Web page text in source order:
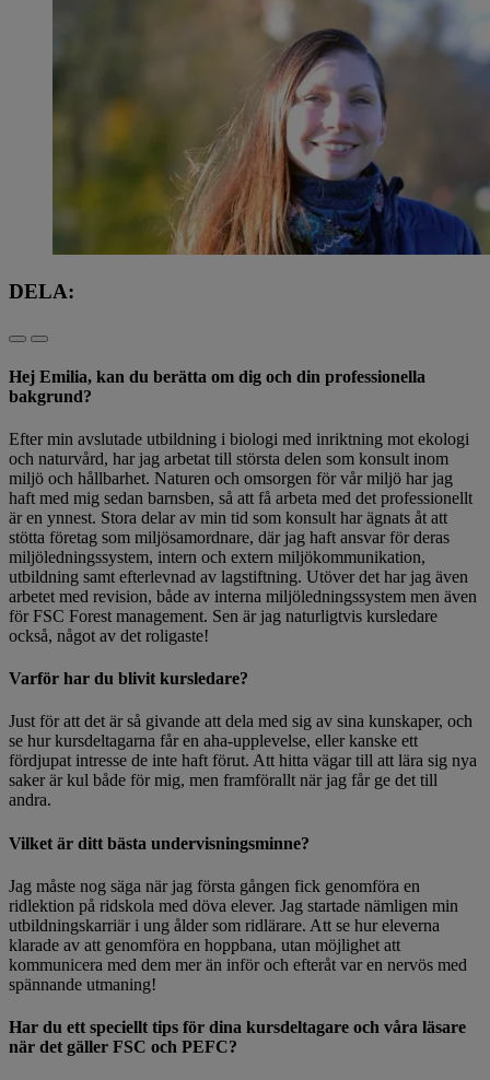
DELA:
Hej Emilia, kan du berätta om dig och din professionella
bakgrund?
Efter min avslutade utbildning i biologi med inriktning mot ekologi
och naturvård, har jag arbetat till största delen som konsult inom
miljö och hållbarhet. Naturen och omsorgen för vår miljö har jag
haft med mig sedan barnsben, så att få arbeta med det professionellt
är en ynnest. Stora delar av min tid som konsult har ägnats åt att
stötta företag som miljösamordnare, där jag haft ansvar för deras
miljöledningssystem, intern och extern miljökommunikation,
utbildning samt efterlevnad av lagstiftning. Utöver det har jag även
arbetet med revision, både av interna miljöledningssystem men även
för FSC Forest management. Sen är jag naturligtvis kursledare
också, något av det roligaste!
Varför har du blivit kursledare?
Just för att det är så givande att dela med sig av sina kunskaper, och
se hur kursdeltagarna får en aha-upplevelse, eller kanske ett
fördjupat intresse de inte haft förut. Att hitta vägar till att lära sig nya
saker är kul både för mig, men framförallt när jag får ge det till
andra.
Vilket är ditt bästa undervisningsminne?
Jag måste nog säga när jag första gången fick genomföra en
ridlektion på ridskola med döva elever. Jag startade nämligen min
utbildningskarriär i ung ålder som ridlärare. Att se hur eleverna
klarade av att genomföra en hoppbana, utan möjlighet att
kommunicera med dem mer än inför och efteråt var en nervös med
spännande utmaning!
Har du ett speciellt tips för dina kursdeltagare och våra läsare
när det gäller FSC och PEFC?